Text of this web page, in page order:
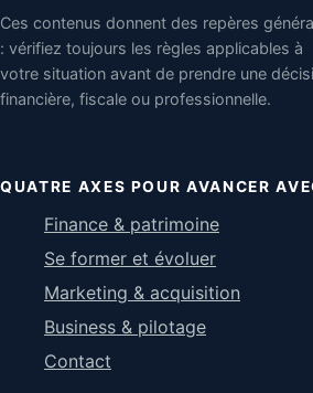
Ces contenus donnent des repères
: vérifiez toujours les règles applicables à
votre situation avant de prendre une
financière, fiscale ou professionnelle.
QUATRE AXES POUR AVANCER
Finance & patrimoine
Se former et évoluer
Marketing & acquisition
Business & pilotage
Contact